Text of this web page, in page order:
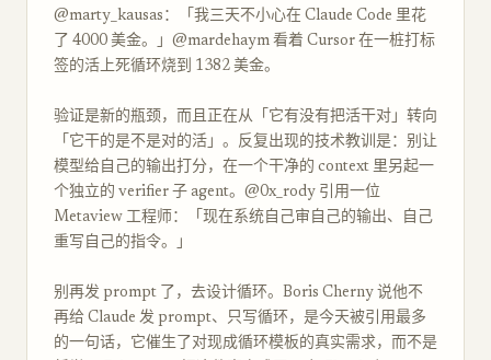
@marty_kausas：「我三天不小心在 Claude Code 里花
了 4000 美金。」@mardehaym 看着 Cursor 在一桩打标
签的活上死循环烧到 1382 美金。
验证是新的瓶颈，而且正在从「它有没有把活干对」转向
「它干的是不是对的活」。反复出现的技术教训是：别让
模型给自己的输出打分，在一个干净的 context 里另起一
个独立的 verifier 子 agent。@0x_rody 引用一位
Metaview 工程师：「现在系统自己审自己的输出、自己
重写自己的指令。」
别再发 prompt 了，去设计循环。Boris Cherny 说他不
再给 Claude 发 prompt、只写循环，是今天被引用最多
的一句话，它催生了对现成循环模板的真实需求，而不是